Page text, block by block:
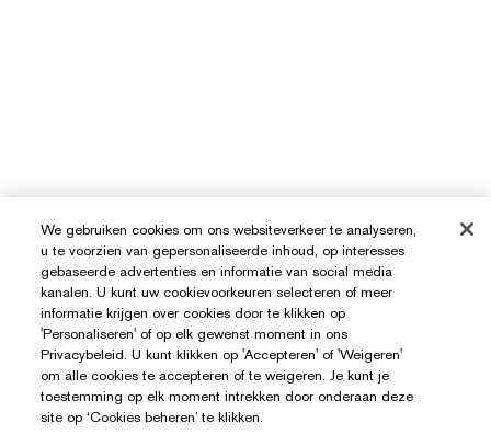
We gebruiken cookies om ons websiteverkeer te analyseren,
u te voorzien van gepersonaliseerde inhoud, op interesses
gebaseerde advertenties en informatie van social media
kanalen. U kunt uw cookievoorkeuren selecteren of meer
informatie krijgen over cookies door te klikken op
'Personaliseren' of op elk gewenst moment in ons
Privacybeleid. U kunt klikken op 'Accepteren' of 'Weigeren'
om alle cookies te accepteren of te weigeren. Je kunt je
toestemming op elk moment intrekken door onderaan deze
site op ‘Cookies beheren’ te klikken.